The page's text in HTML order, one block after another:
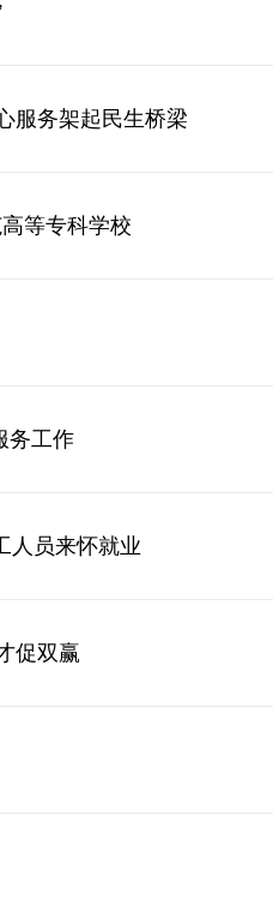
服务架起民生桥梁
等专科学校
务工作
人员来怀就业
促双赢